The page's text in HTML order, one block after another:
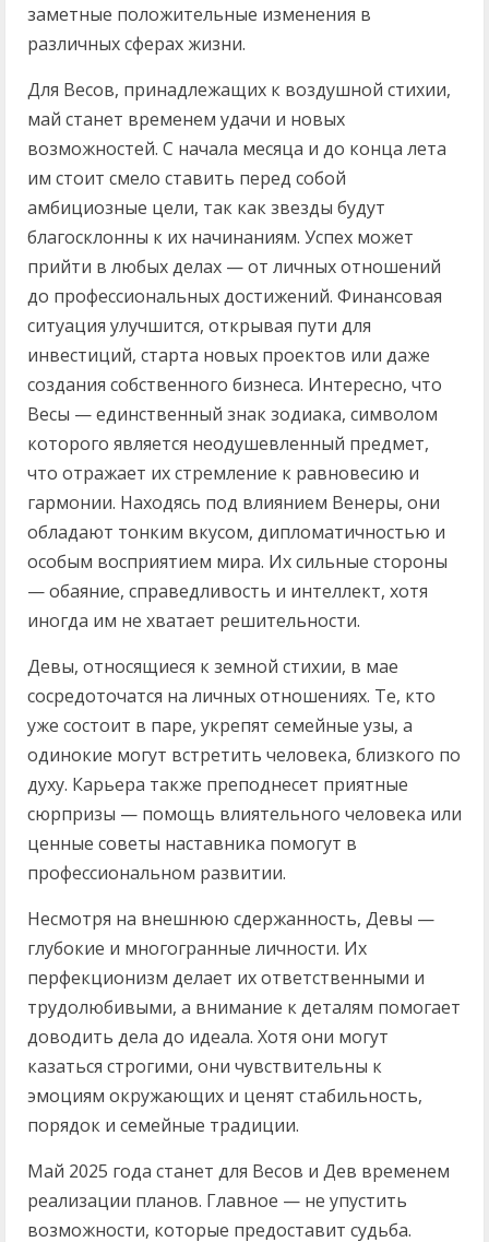
заметные положительные изменения в
различных сферах жизни.
Для Весов, принадлежащих к воздушной стихии,
май станет временем удачи и новых
возможностей. С начала месяца и до конца лета
им стоит смело ставить перед собой
амбициозные цели, так как звезды будут
благосклонны к их начинаниям. Успех может
прийти в любых делах — от личных отношений
до профессиональных достижений. Финансовая
ситуация улучшится, открывая пути для
инвестиций, старта новых проектов или даже
создания собственного бизнеса. Интересно, что
Весы — единственный знак зодиака, символом
которого является неодушевленный предмет,
что отражает их стремление к равновесию и
гармонии. Находясь под влиянием Венеры, они
обладают тонким вкусом, дипломатичностью и
особым восприятием мира. Их сильные стороны
— обаяние, справедливость и интеллект, хотя
иногда им не хватает решительности.
Девы, относящиеся к земной стихии, в мае
сосредоточатся на личных отношениях. Те, кто
уже состоит в паре, укрепят семейные узы, а
одинокие могут встретить человека, близкого по
духу. Карьера также преподнесет приятные
сюрпризы — помощь влиятельного человека или
ценные советы наставника помогут в
профессиональном развитии.
Несмотря на внешнюю сдержанность, Девы —
глубокие и многогранные личности. Их
перфекционизм делает их ответственными и
трудолюбивыми, а внимание к деталям помогает
доводить дела до идеала. Хотя они могут
казаться строгими, они чувствительны к
эмоциям окружающих и ценят стабильность,
порядок и семейные традиции.
Май 2025 года станет для Весов и Дев временем
реализации планов. Главное — не упустить
возможности, которые предоставит судьба.